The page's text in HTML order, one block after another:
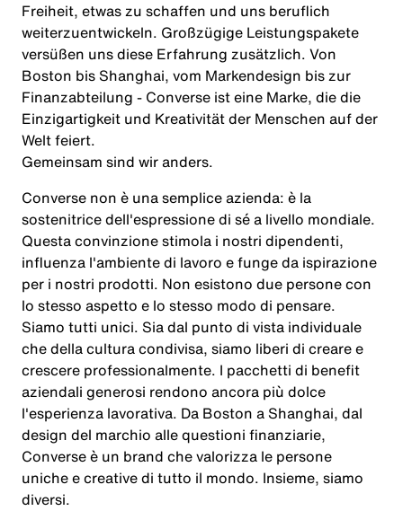
Freiheit, etwas zu schaffen und uns beruflich
weiterzuentwickeln. Großzügige Leistungspakete
versüßen uns diese Erfahrung zusätzlich. Von
Boston bis Shanghai, vom Markendesign bis zur
Finanzabteilung - Converse ist eine Marke, die die
Einzigartigkeit und Kreativität der Menschen auf der
Welt feiert.
Gemeinsam sind wiranders.
Converse non è una semplice azienda: è la
sostenitrice dell'espressione di sé a livello mondiale.
Questa convinzione stimola i nostri dipendenti,
influenza l'ambiente di lavoro e funge da ispirazione
per i nostri prodotti. Non esistono due persone con
lo stesso aspetto e lo stesso modo di pensare.
Siamo tutti unici. Sia dal punto di vista individuale
che della cultura condivisa, siamo liberi di creare e
crescere professionalmente. I pacchetti di benefit
aziendali generosi rendono ancora più dolce
l'esperienza lavorativa. Da Boston a Shanghai, dal
design del marchio alle questioni finanziarie,
Converse è un brand che valorizza le persone
uniche e creative di tutto il mondo. Insieme, siamo
diversi.